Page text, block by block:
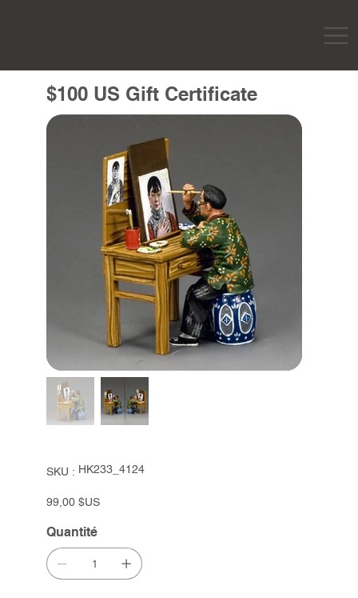
$100 US Gift Certificate
SKU : SKU
HK233_4124
HK233_4124
Prix
99,00 $US
Quantité